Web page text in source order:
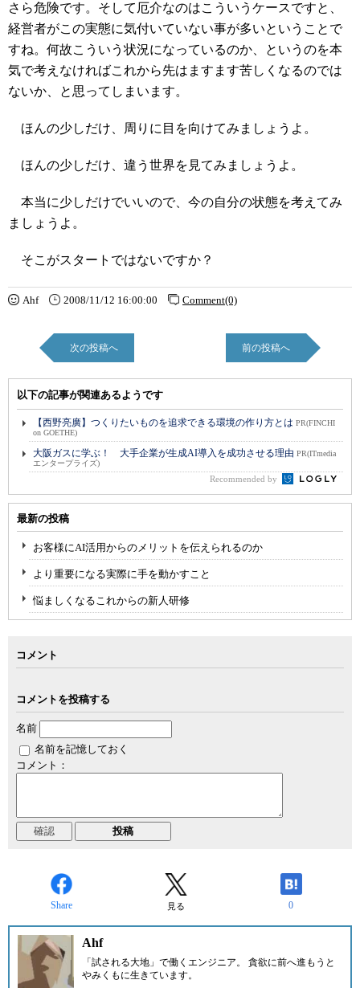
さら危険です。そして厄介なのはこういうケースですと、
経営者がこの実態に気付いていない事が多いということで
すね。何故こういう状況になっているのか、というのを本
気で考えなければこれから先はますます苦しくなるのでは
ないか、と思ってしまいます。
ほんの少しだけ、周りに目を向けてみましょうよ。
ほんの少しだけ、違う世界を見てみましょうよ。
本当に少しだけでいいので、今の自分の状態を考えてみ
ましょうよ。
そこがスタートではないですか？
Ahf 2008/11/12 16:00:00 Comment(0)
次の投稿へ 前の投稿へ
以下の記事が関連あるようです
【西野亮廣】つくりたいものを追求できる環境の作り方とは PR(FINCHI
on GOETHE)
大阪ガスに学ぶ！ 大手企業が生成AI導入を成功させる理由 PR(ITmedia
エンタープライズ)
Recommended by
最新の投稿
お客様にAI活用からのメリットを伝えられるのか
より重要になる実際に手を動かすこと
悩ましくなるこれからの新人研修
コメント
コメントを投稿する
名前
名前を記憶しておく
コメント：
Share 見る 0
Ahf
「試される大地」で働くエンジニア。 貪欲に前へ進もうと
やみくもに生きています。